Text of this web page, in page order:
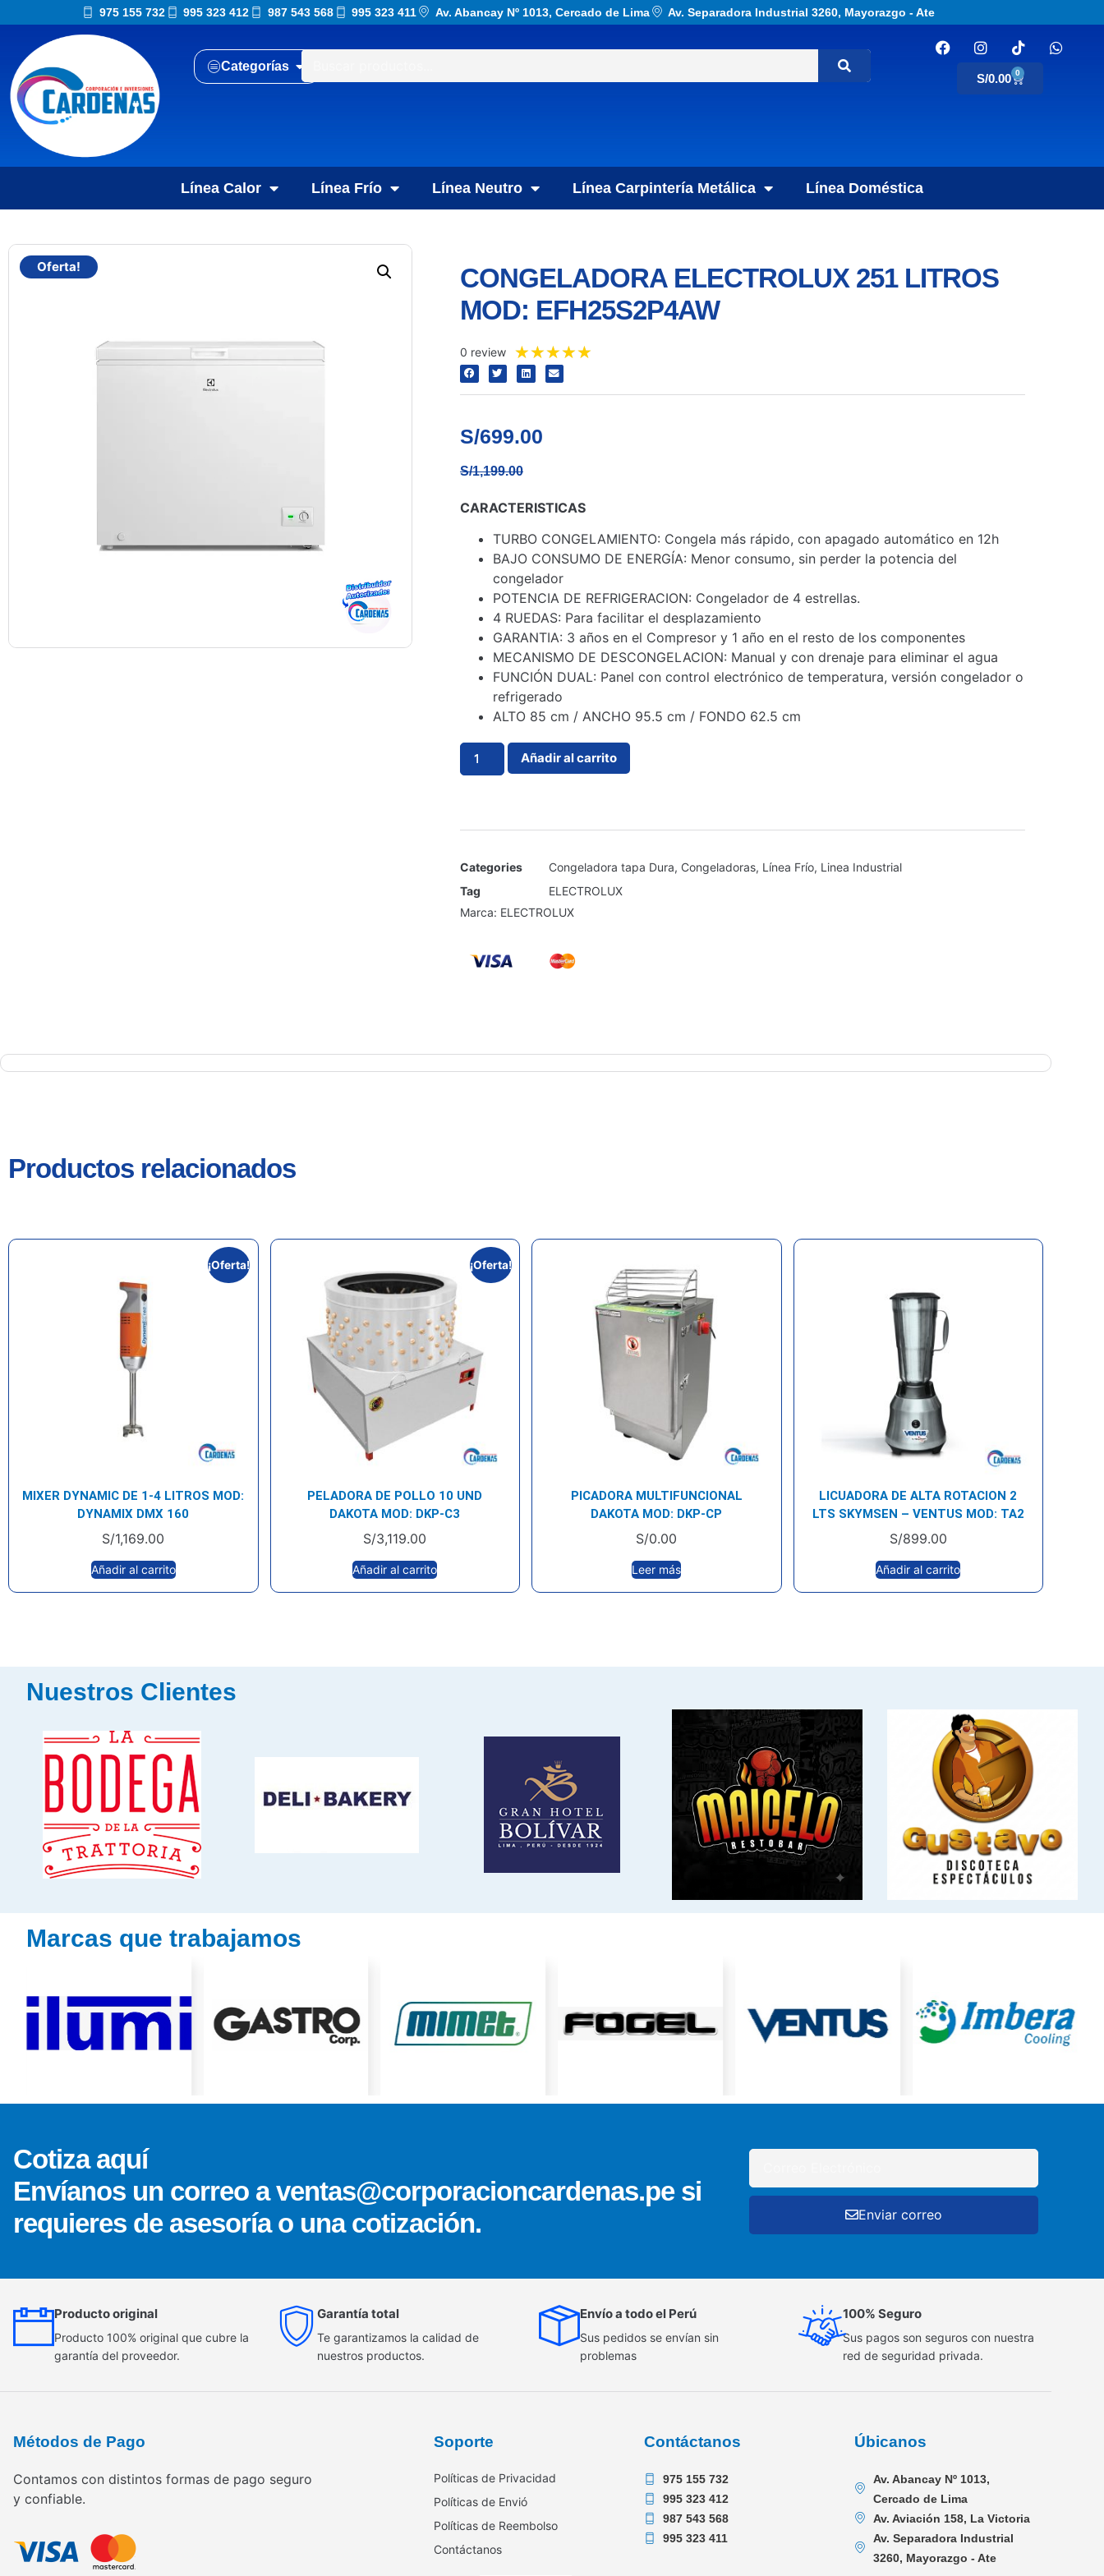
975 155 732 995 323 412 987 543 568 995 323 411 Av. Abancay Nº 1013, Cercado de Lima Av. Separadora Industrial 3260, Mayorazgo - Ate
Categorías
S/0.00 0
Línea Calor Línea Frío Línea Neutro Línea Carpintería Metálica Línea Doméstica
Oferta!
CONGELADORA ELECTROLUX 251 LITROS
MOD: EFH25S2P4AW
0 review ★★★★★
S/699.00
S/1,199.00
CARACTERISTICAS
TURBO CONGELAMIENTO: Congela más rápido, con apagado automático en 12h
BAJO CONSUMO DE ENERGÍA: Menor consumo, sin perder la potencia del
congelador
POTENCIA DE REFRIGERACION: Congelador de 4 estrellas.
4 RUEDAS: Para facilitar el desplazamiento
GARANTIA: 3 años en el Compresor y 1 año en el resto de los componentes
MECANISMO DE DESCONGELACION: Manual y con drenaje para eliminar el agua
FUNCIÓN DUAL: Panel con control electrónico de temperatura, versión congelador o
refrigerado
ALTO 85 cm / ANCHO 95.5 cm / FONDO 62.5 cm
Añadir al carrito
Categories Congeladora tapa Dura, Congeladoras, Línea Frío, Linea Industrial
Tag
ELECTROLUX
Marca: ELECTROLUX
Productos relacionados
¡Oferta!
MIXER DYNAMIC DE 1-4 LITROS MOD:
DYNAMIX DMX 160
S/1,169.00
Añadir al carrito
¡Oferta!
PELADORA DE POLLO 10 UND
DAKOTA MOD: DKP-C3
S/3,119.00
Añadir al carrito
PICADORA MULTIFUNCIONAL
DAKOTA MOD: DKP-CP
S/0.00
Leer más
LICUADORA DE ALTA ROTACION 2
LTS SKYMSEN – VENTUS MOD: TA2
S/899.00
Añadir al carrito
Nuestros Clientes
Marcas que trabajamos
Cotiza aquí
Envíanos un correo a ventas@corporacioncardenas.pe si
requieres de asesoría o una cotización.
Enviar correo
Producto original
Producto 100% original que cubre la
garantía del proveedor.
Garantía total
Te garantizamos la calidad de
nuestros productos.
Envío a todo el Perú
Sus pedidos se envían sin
problemas
100% Seguro
Sus pagos son seguros con nuestra
red de seguridad privada.
Métodos de Pago
Contamos con distintos formas de pago seguro
y confiable.
Soporte
Políticas de Privacidad
Políticas de Envió
Políticas de Reembolso
Contáctanos
Contáctanos
975 155 732
995 323 412
987 543 568
995 323 411
Úbicanos
Av. Abancay Nº 1013,
Cercado de Lima
Av. Aviación 158, La Victoria
Av. Separadora Industrial
3260, Mayorazgo - Ate